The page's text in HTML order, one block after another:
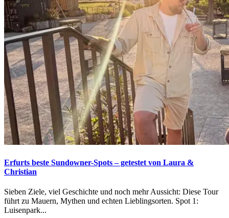
Erfurts beste Sundowner-Spots – getestet von Laura &
Christian
Sieben Ziele, viel Geschichte und noch mehr Aussicht: Diese Tour
führt zu Mauern, Mythen und echten Lieblingsorten. Spot 1:
Luisenpark...